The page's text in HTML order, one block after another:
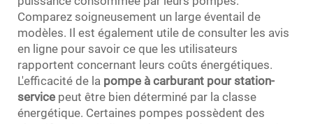
Comparez soigneusement un large éventail de
modèles. Il est également utile de consulter les avis
en ligne pour savoir ce que les utilisateurs
rapportent concernant leurs coûts énergétiques.
L'efficacité de la pompe à carburant pour station-
service peut être bien déterminé par la classe
énergétique. Certaines pompes possèdent des